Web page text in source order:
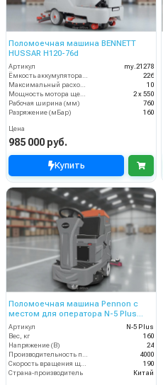
Поломоечная машина BENNETT
HUSSAR H120-76d
Артикул
my.21278
226
10
2 х 550
Рабочая ширина (мм)
760
Разряжение (мБар)
160
Цена
985 000 руб.
Купить
Поломоечная машина Pennon с
местом для оператора N-5 Plus
(24V)
Артикул
N-5 Plus
Вес, кг
160
Напряжение (В)
24
4000
190
Страна-производитель
Китай